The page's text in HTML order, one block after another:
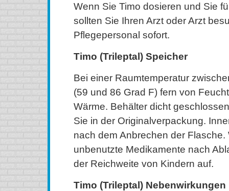
Wenn Sie Timo dosieren und Sie
sollten Sie Ihren Arzt oder Arzt
Pflegepersonal sofort.
Timo (Trileptal) Speicher
Bei einer Raumtemperatur
(59 und 86 Grad F) fern von
Wärme. Behälter dicht
Sie in der Originalverpackung.
nach dem Anbrechen der Flasche.
unbenutzte Medikamente nach
der Reichweite von Kindern auf.
Timo (Trileptal) Nebenwirkungen